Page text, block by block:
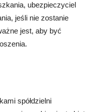
ubezpieczyciel
jeśli nie zostanie
jest, aby być
spółdzielni